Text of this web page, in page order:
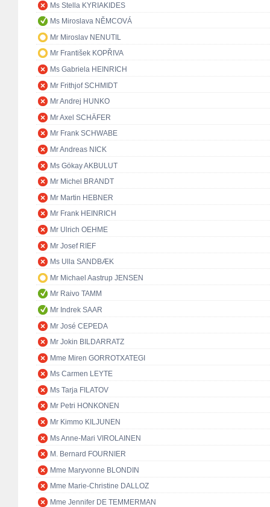
Ms Stella KYRIAKIDES
Ms Miroslava NĚMCOVÁ
Mr Miroslav NENUTIL
Mr František KOPŘIVA
Ms Gabriela HEINRICH
Mr Frithjof SCHMIDT
Mr Andrej HUNKO
Mr Axel SCHÄFER
Mr Frank SCHWABE
Mr Andreas NICK
Ms Gökay AKBULUT
Mr Michel BRANDT
Mr Martin HEBNER
Mr Frank HEINRICH
Mr Ulrich OEHME
Mr Josef RIEF
Ms Ulla SANDBÆK
Mr Michael Aastrup JENSEN
Mr Raivo TAMM
Mr Indrek SAAR
Mr José CEPEDA
Mr Jokin BILDARRATZ
Mme Miren GORROTXATEGI
Ms Carmen LEYTE
Ms Tarja FILATOV
Mr Petri HONKONEN
Mr Kimmo KILJUNEN
Ms Anne-Mari VIROLAINEN
M. Bernard FOURNIER
Mme Maryvonne BLONDIN
Mme Marie-Christine DALLOZ
Mme Jennifer DE TEMMERMAN